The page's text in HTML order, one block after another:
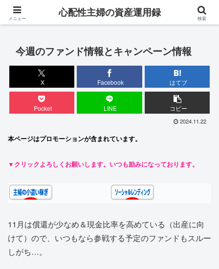
専業主婦が対人ストレス0・完全在宅でお金を稼ぐ成長ブログ
今週のファンド情報とキャンペーン情報
X Facebook はてブ
Pocket LINE コピー
2024.11.22
本ページはプロモーションが含まれています。
▼クリックよろしくお願いします。いつも励みになっております。
11月は償還が少なめ＆現金比率を高めている（出産に向
けて）ので、いつもなら参戦する予定のファンドもスルー
しがち…。
メニュー 心配性主婦の資産運用録 検索